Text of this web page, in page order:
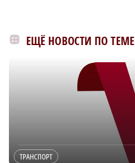
ЕЩЁ НОВОСТИ ПО ТЕМЕ
ТРАНСПОРТ